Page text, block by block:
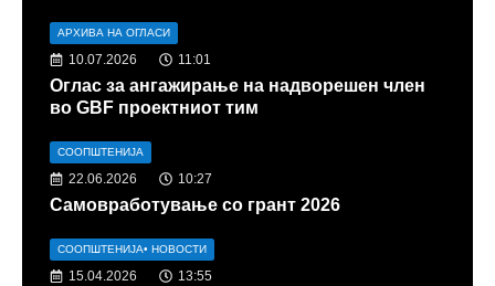
АРХИВА НА ОГЛАСИ
10.07.2026 11:01
Оглас за ангажирање на надворешен член
во GBF проектниот тим
СООПШТЕНИЈА
22.06.2026 10:27
Самовработување со грант 2026
СООПШТЕНИЈА• НОВОСТИ
15.04.2026 13:55